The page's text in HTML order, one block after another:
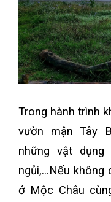
Trong hành trình
vườn mận Tây
những vật
ngủi,...Nếu
ở Mộc Châu